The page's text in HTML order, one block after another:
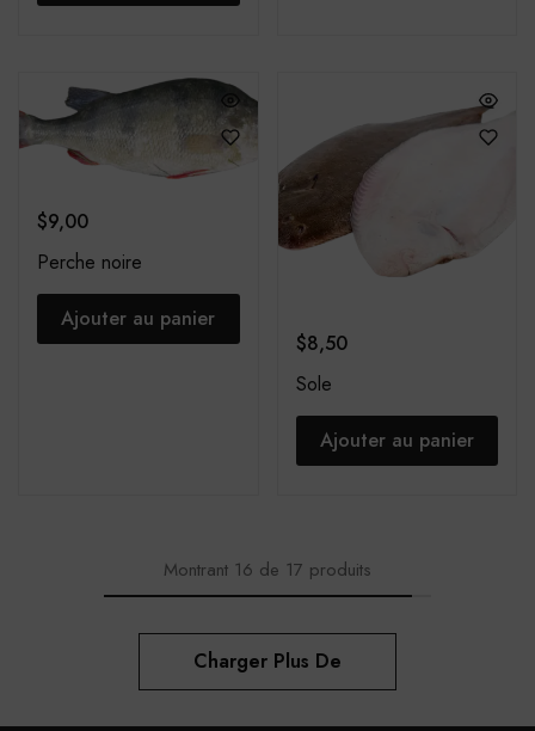
$9,00
Perche noire
Ajouter au panier
$8,50
Sole
Ajouter au panier
Montrant 16 de 17 produits
Charger Plus De